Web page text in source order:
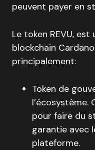
peuvent payer en
Le token REVU,
blockchain
principalement:
Token de
l’écosystème.
pour faire du
garantie avec
plateforme.